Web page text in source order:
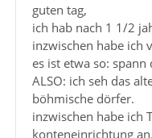
guten tag,
ich hab nach 1 1/2
inzwischen habe ich
es ist etwa so:
ALSO: ich seh das
böhmische dörfer.
inzwischen habe ich
konteneinrichtung